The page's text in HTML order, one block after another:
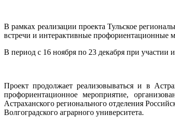
В рамках реализации проекта Тульское
встречи и интерактивные профориентационные
В период с 16 ноября по 23 декабря при
Проект продолжает реализовываться и в
профориентационное мероприятие,
Астраханского регионального отделения
Волгоградского аграрного университета.